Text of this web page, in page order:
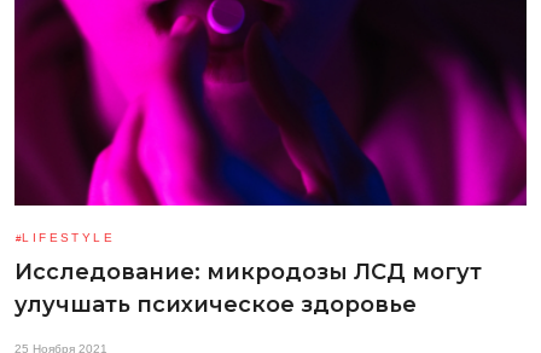
LIFESTYLE
Исследование: микродозы ЛСД могут
улучшать психическое здоровье
25 Ноября 2021